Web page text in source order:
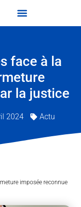
face à la
la justice
2024 Actu
imposée reconnue